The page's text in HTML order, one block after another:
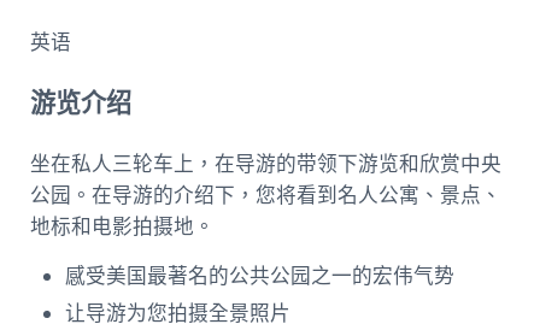
英语
游览介绍
坐在私人三轮车上，在导游的带领下游览和欣赏中央
公园。在导游的介绍下，您将看到名人公寓、景点、
地标和电影拍摄地。
感受美国最著名的公共公园之一的宏伟气势
让导游为您拍摄全景照片